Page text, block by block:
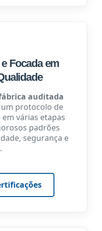
Focada em
auditada
um protocolo de
várias etapas
padrões
segurança e